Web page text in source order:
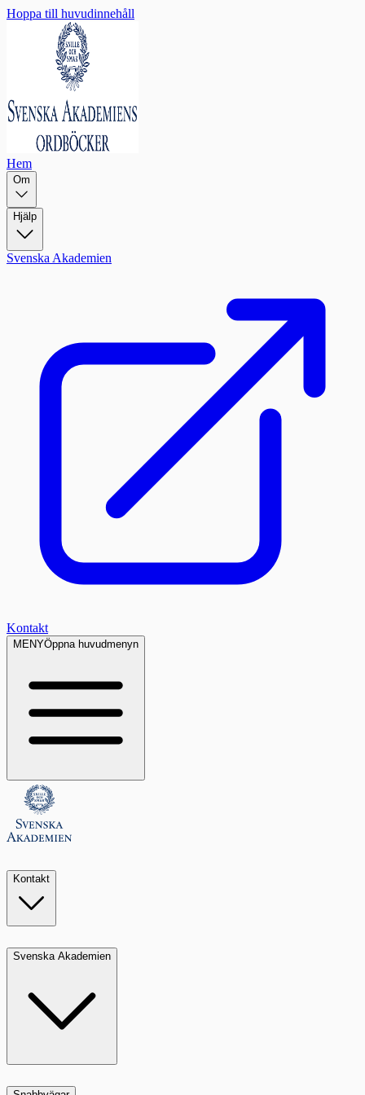
Hoppa till huvudinnehåll
Hem
Om
Hjälp
Svenska Akademien
Kontakt
MENYÖppna huvudmenyn
Kontakt
Svenska Akademien